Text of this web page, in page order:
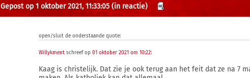
Gepost op 1 oktober 2021, 11:33:05 (in reactie)
open/sluit de onderstaande quote:
Willykment schreef op01 oktober 2021 om 10:22:
Kaag is christelijk. Dat zie je ook terug aan het feit dat ze na 7